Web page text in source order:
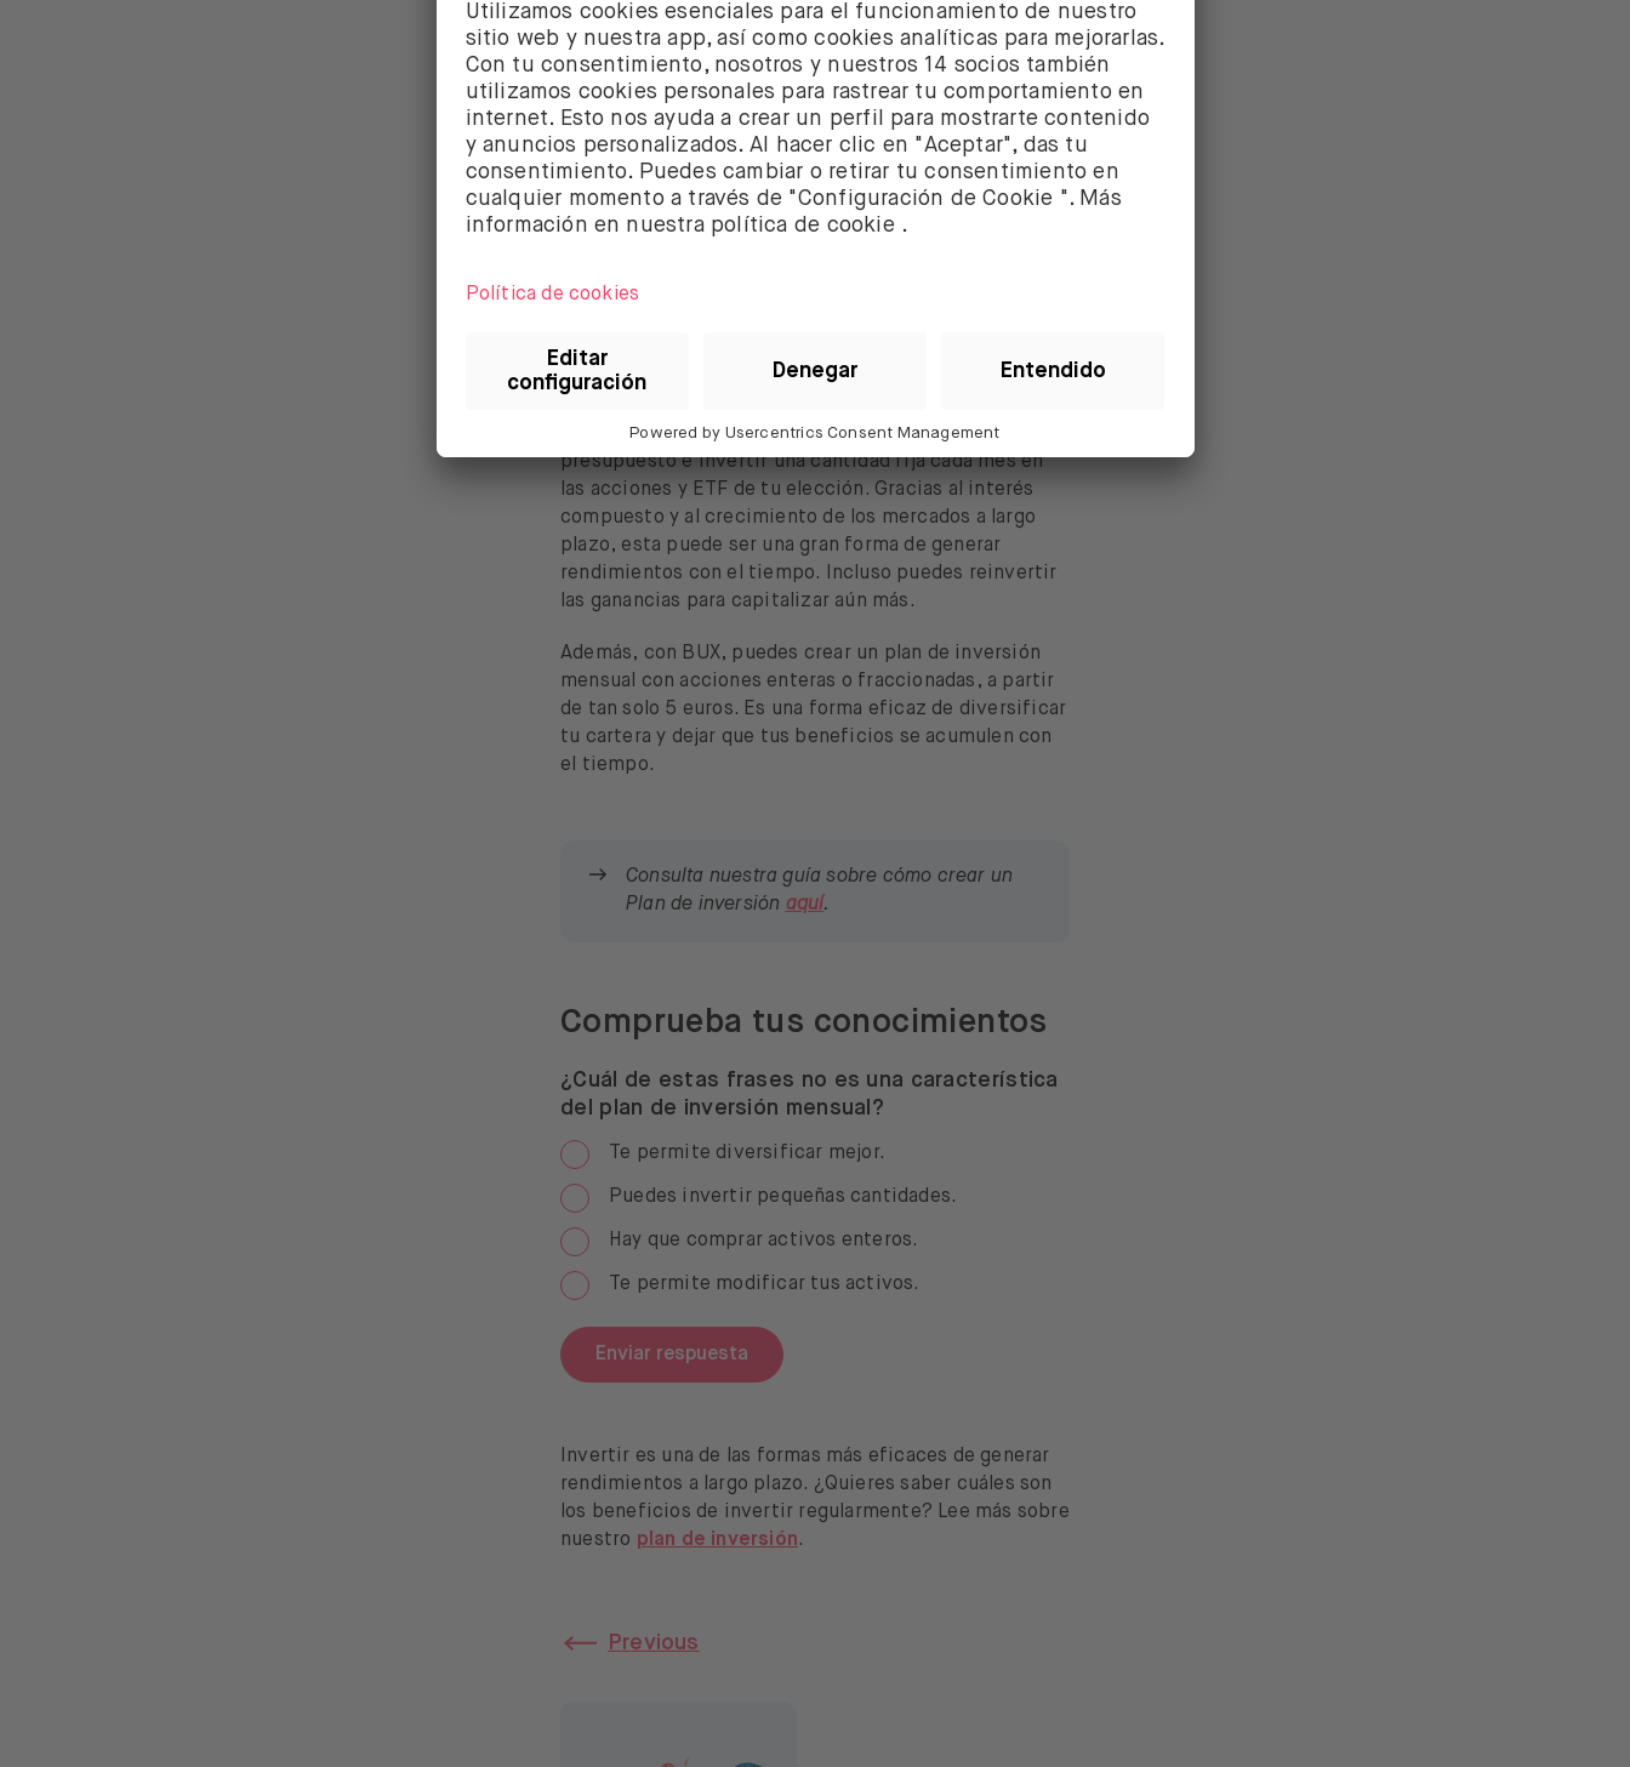
bastante caras, como las de Adyen o Blackrock. Ahora
puedes diversificar tu cartera incluso con esas
acciones caras. Las acciones fraccionadas ya están
disponibles en el plan de inversión de BUX, lo que nos
lleva al siguiente punto.
A propósito, ¿quieres saber más sobre la
Plan de inversión de BUX
El plan de inversión mensual te permite establecer un
presupuesto e invertir una cantidad fija cada mes en
las acciones y ETF de tu elección. Gracias al interés
compuesto y al crecimiento de los mercados a largo
plazo, esta puede ser una gran forma de generar
rendimientos con el tiempo. Incluso puedes reinvertir
las ganancias para capitalizar aún más.
Además, con BUX, puedes crear un plan de inversión
mensual con acciones enteras o fraccionadas, a partir
de tan solo 5 euros. Es una forma eficaz de diversificar
tu cartera y dejar que tus beneficios se acumulen con
el tiempo.
Consulta nuestra guía sobre cómo crear un
Plan de inversión aquí.
Comprueba tus conocimientos
¿Cuál de estas frases no es una característica
del plan de inversión mensual?
Te permite diversificar mejor.
Puedes invertir pequeñas cantidades.
Hay que comprar activos enteros.
Te permite modificar tus activos.
Enviar respuesta
Invertir es una de las formas más eficaces de generar
rendimientos a largo plazo. ¿Quieres saber cuáles son
los beneficios de invertir regularmente? Lee más sobre
nuestro plan de inversión.
Previous